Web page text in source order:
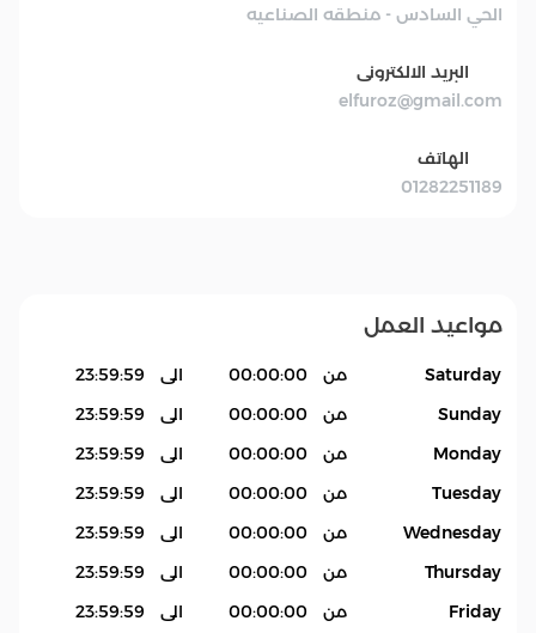
الحي السادس - منطقه الصناعيه
البريد الالكترونى
elfuroz@gmail.com
الهاتف
01282251189
مواعيد العمل
Saturday من 00:00:00 الى
23:59:59
Sunday
من 00:00:00 الى
23:59:59
Monday
من 00:00:00 الى
23:59:59
Tuesday
من 00:00:00 الى
23:59:59
Wednesday
من 00:00:00 الى
23:59:59
Thursday
من 00:00:00 الى
23:59:59
Friday
من 00:00:00 الى 23:59:59